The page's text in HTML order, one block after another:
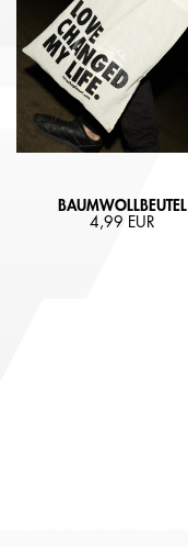
BAUMWOLLBEUTEL
4,99 EUR